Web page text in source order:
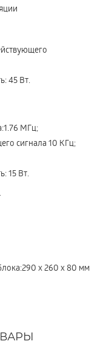
45 Вт.
МГц;
сигнала 10 КГц;
15 Вт.
х 260 х 80 мм